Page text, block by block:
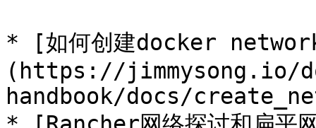
* [如何创建docker
(https://jimmysong.io/
handbook/docs/